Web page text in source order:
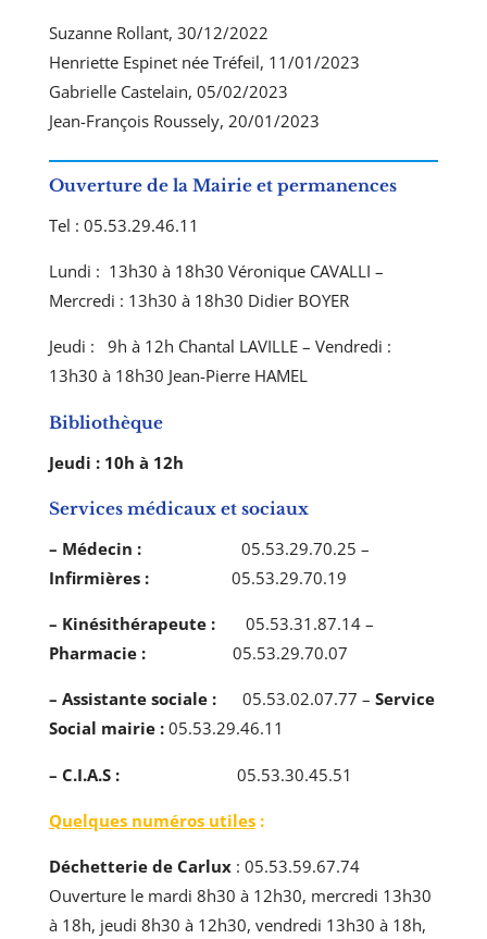
Suzanne Rollant, 30/12/2022
Henriette Espinet née Tréfeil, 11/01/2023
Gabrielle Castelain, 05/02/2023
Jean-François Roussely, 20/01/2023
Ouverture de la Mairie et permanences
Tel : 05.53.29.46.11
Lundi : 13h30 à 18h30 Véronique CAVALLI –
Mercredi : 13h30 à 18h30 Didier BOYER
Jeudi : 9h à 12h Chantal LAVILLE – Vendredi :
13h30 à 18h30 Jean-Pierre HAMEL
Bibliothèque
Jeudi : 10h à 12h
Services médicaux et sociaux
– Médecin : 05.53.29.70.25 –
Infirmières : 05.53.29.70.19
– Kinésithérapeute : 05.53.31.87.14 –
Pharmacie : 05.53.29.70.07
– Assistante sociale :05.53.02.07.77 – Service
Social mairie : 05.53.29.46.11
– C.I.A.S : 05.53.30.45.51
Quelques numéros utiles:
Déchetterie de Carlux: 05.53.59.67.74
Ouverture le mardi 8h30 à 12h30, mercredi 13h30
à 18h, jeudi 8h30 à 12h30, vendredi 13h30 à 18h,